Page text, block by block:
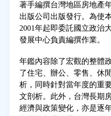
教育
房市
研
房地
著手編撰台灣地區房地產
出版公司出版發行。為使
2001年起即委託國立政治
發展中心負責編撰作業。
年鑑內容除了宏觀的整體
了住宅、辦公、零售、休
析，同時針對當年度的重
文剖析。此外，台灣長期
經濟與政策變化，亦是逐